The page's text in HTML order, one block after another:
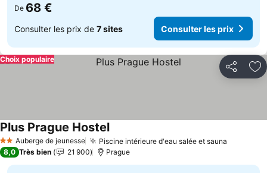
De 68 €
Consulter les prix de 7 sites Consulter les prix
Partager
Choix populaire
2 ÉtoilesAuberge de jeunesse Piscine intérieure d'eau salée et sauna
Plus Prague HostelConsulter les prix
8,0 Très bien 21 900 Prague